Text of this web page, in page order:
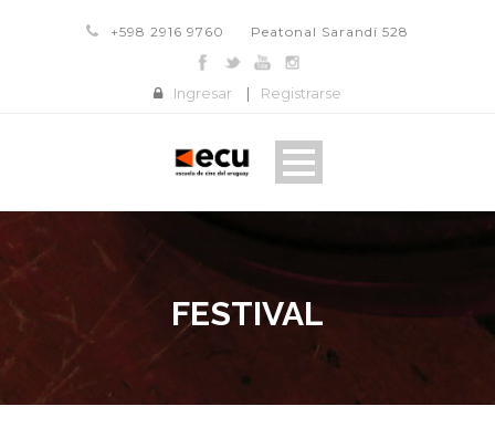
+598 2916 9760 Peatonal Sarandí 528
Ingresar | Registrarse
FESTIVAL